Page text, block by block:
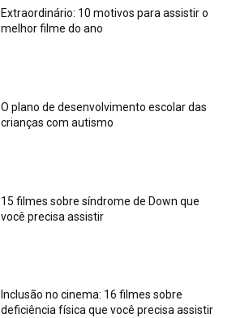
Extraordinário: 10 motivos para assistir o
melhor filme do ano
O plano de desenvolvimento escolar das
crianças com autismo
15 filmes sobre síndrome de Down que
você precisa assistir
Inclusão no cinema: 16 filmes sobre
deficiência física que você precisa assistir